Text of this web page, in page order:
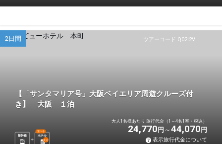
ツアーコード Q02I2V
2日間
【「サンタマリア号」大阪ベイエリア周遊クルーズ付
き】 大阪 １泊
新幹線 ホテル
選べる
1 泊
大人1名様あたり 旅行代金（1～4名1室・税込）
24,770 円 44,070 円
表示旅行代金について